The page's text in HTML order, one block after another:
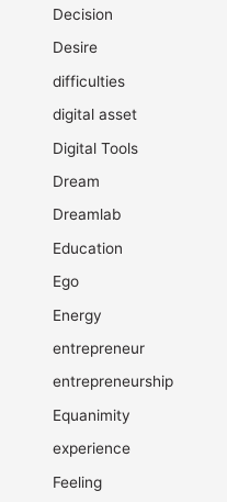
Decision
Desire
difficulties
digital asset
Digital Tools
Dream
Dreamlab
Education
Ego
Energy
entrepreneur
entrepreneurship
Equanimity
experience
Feeling